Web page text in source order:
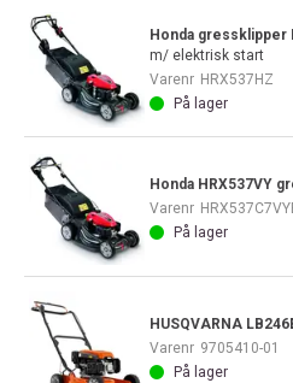
Honda gressklipper
m/ elektrisk start
Varenr HRX537HZ
På lager
Honda HRX537VY
Varenr
På lager
HUSQVARNA
Varenr 9705410-01
På lager